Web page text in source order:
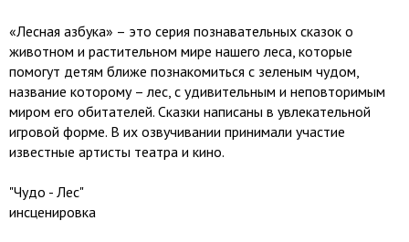
«Лесная азбука» – это серия познавательных сказок о
животном и растительном мире нашего леса, которые
помогут детям ближе познакомиться с зеленым чудом,
название которому – лес, с удивительным и неповторимым
миром его обитателей. Сказки написаны в увлекательной
игровой форме. В их озвучивании принимали участие
известные артисты театра и кино.
"Чудо - Лес"
инсценировка